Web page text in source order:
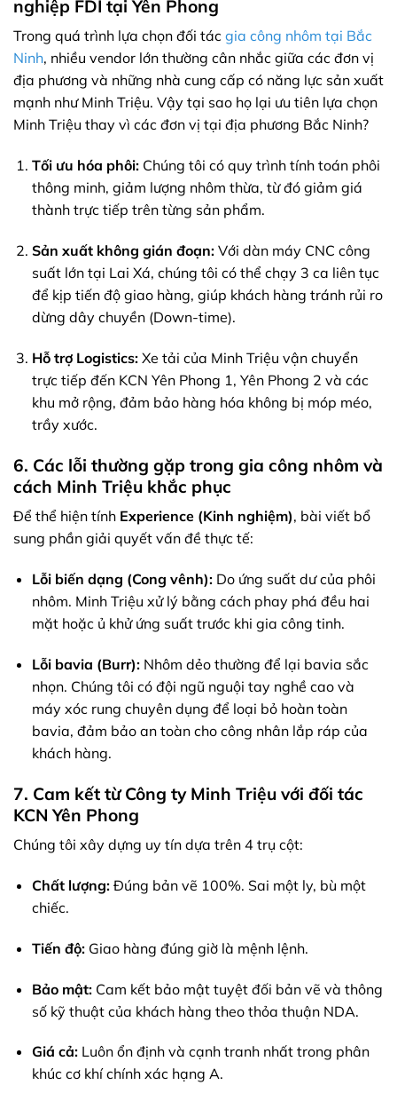
nghiệp FDI tại Yên Phong
Trong quá trình lựa chọn đối tác gia công nhôm tại Bắc
Ninh, nhiều vendor lớn thường cân nhắc giữa các đơn vị
địa phương và những nhà cung cấp có năng lực sản xuất
mạnh như Minh Triệu. Vậy tại sao họ lại ưu tiên lựa chọn
Minh Triệu thay vì các đơn vị tại địa phương Bắc Ninh?
Tối ưu hóa phôi:Chúng tôi có quy trình tính toán phôi
thông minh, giảm lượng nhôm thừa, từ đó giảm giá
thành trực tiếp trên từng sản phẩm.
Sản xuất không gián đoạn:Với dàn máy CNC công
suất lớn tại Lai Xá, chúng tôi có thể chạy 3 ca liên tục
để kịp tiến độ giao hàng, giúp khách hàng tránh rủi ro
dừng dây chuyền (Down-time).
Hỗ trợ Logistics:Xe tải của Minh Triệu vận chuyển
trực tiếp đến KCN Yên Phong 1, Yên Phong 2 và các
khu mở rộng, đảm bảo hàng hóa không bị móp méo,
trầy xước.
6. Các lỗi thường gặp trong gia công nhôm và
cách Minh Triệu khắc phục
Để thể hiện tính Experience (Kinh nghiệm), bài viết bổ
sung phần giải quyết vấn đề thực tế:
Lỗi biến dạng (Cong vênh):Do ứng suất dư của phôi
nhôm. Minh Triệu xử lý bằng cách phay phá đều hai
mặt hoặc ủ khử ứng suất trước khi gia công tinh.
Lỗi bavia (Burr):Nhôm dẻo thường để lại bavia sắc
nhọn. Chúng tôi có đội ngũ nguội tay nghề cao và
máy xóc rung chuyên dụng để loại bỏ hoàn toàn
bavia, đảm bảo an toàn cho công nhân lắp ráp của
khách hàng.
7. Cam kết từ Công ty Minh Triệu với đối tác
KCN Yên Phong
Chúng tôi xây dựng uy tín dựa trên 4 trụ cột:
Chất lượng:Đúng bản vẽ 100%. Sai một ly, bù một
chiếc.
Tiến độ:Giao hàng đúng giờ là mệnh lệnh.
Bảo mật:Cam kết bảo mật tuyệt đối bản vẽ và thông
số kỹ thuật của khách hàng theo thỏa thuận NDA.
Giá cả:Luôn ổn định và cạnh tranh nhất trong phân
khúc cơ khí chính xác hạng A.